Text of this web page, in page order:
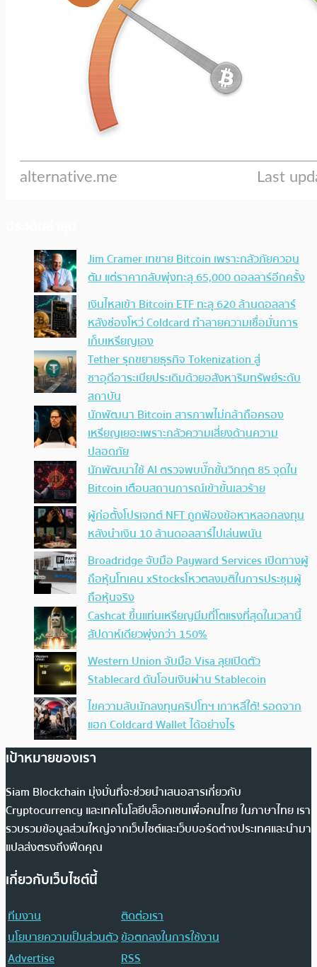
Jim Cramer เทขาย Bitcoin เพราะกลัวภัยควอน
ตัม แต่ราคากลับพุ่งทะลุ 65,000 ดอลลาร์อีกครั้ง
เงินไหลเข้า Bitcoin ETF ทะลุ 620 ล้านดอลลาร์
หลังช่องโหว่ Coldcard ทำลายความเชื่อมั่นการ
เก็บเหรียญเอง
Tether รุกขยายธุรกิจ Tokenization สู่
ซาอุดีอาระเบียประเดิมด้วยอสังหาริมทรัพย์ระดับ
สถาบัน
นักพัฒนา Bitcoin สารภาพไม่กล้าถือครอง
เหรียญเยอะเพราะกลัวความเสี่ยงด้านความ
ปลอดภัย
นักพัฒนาใช้ AI ตรวจพบบั๊กขั้นวิกฤต 85 จุดใน
Bitcoin เตือนสถานการณ์เข้าขั้นเลวร้าย
ผู้ก่อตั้งโปรเจกต์ NFT ถูกฟ้องข้อหาหลอกลงทุน
หลังนำเงิน 10 ล้านดอลลาร์ไปเล่นพนัน
Broadridge จับมือ Payward Services เปิดทางผู้
ถือหุ้นโทเคน xStocksโหวตลงมติในการประชุมผู้
ถือหุ้นจริง
Cashcat ขึ้นแท่นเหรียญมีมที่โตแรงที่สุดในเวลานี้
สัปดาห์เดียวพุ่งกว่า 150%
Western Union จับมือ Visa ลุยเปิดตัว
Stablecard ดันโอนเงินผ่าน Stablecoin
ไขความลับนักลงทุนคริปโทฯ เกาหลีใต้! รอดจาก
แฮก Coldcard Wallet ได้อย่างไร
เป้าหมายของเรา
Siam Blockchain มุ่งมั่นที่จะช่วยนำเสนอสารเกี่ยวกับ
Cryptocurrency และเทคโนโลยีบล็อกเชนเพื่อคนไทย ในภาษาไทย เรา
รวบรวมข้อมูลส่วนใหญ่จากเว็บไซต์และเว็บบอร์ดต่างประเทศและนำมา
แปลส่งตรงถึงฟีดคุณ
เกี่ยวกับเว็บไซต์นี้
ทีมงาน
ติดต่อเรา
นโยบายความเป็นส่วนตัวข้อตกลงในการใช้งาน
Advertise
RSS